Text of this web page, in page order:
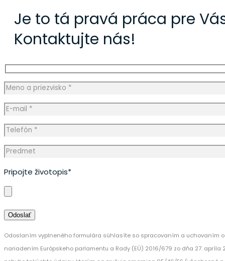
Je to tá pravá práca pre
Kontaktujte nás!
Pripojte životopis*
Odoslaním vyplneného formulára súhlasíte so spracovaním a uchovaním
nariadením Európskeho parlamentu a Rady (EÚ) 2016/679 zo dňa 27.